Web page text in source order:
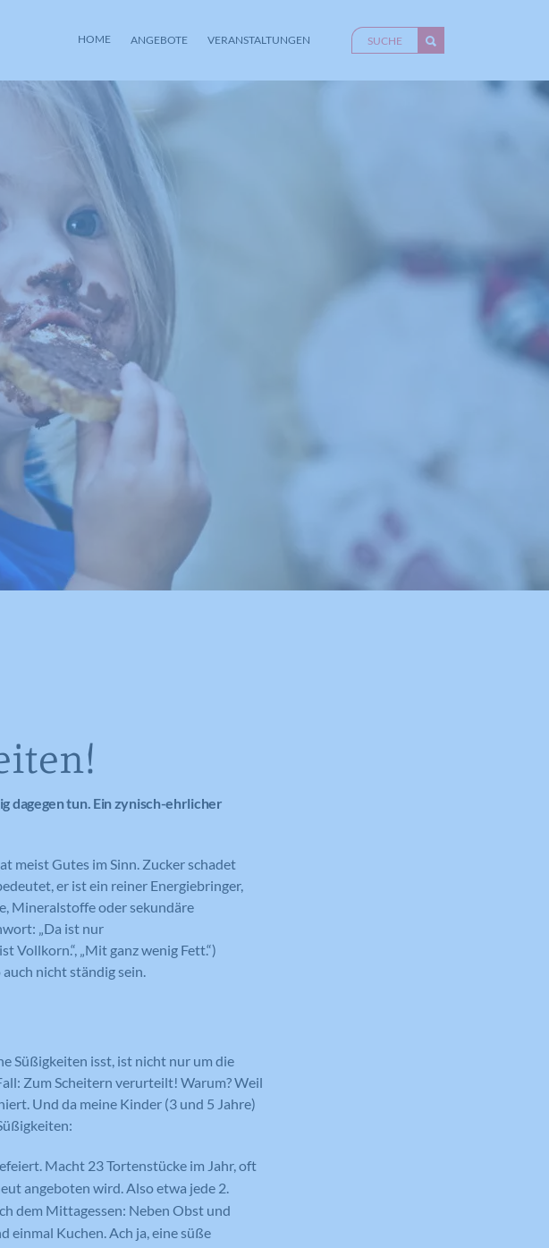
HOME ANGEBOTE VERANSTALTUNGEN
dagegen tun. Ein zynisch-ehrlicher
meist Gutes im Sinn. Zucker schadet
er ist ein reiner Energiebringer,
Mineralstoffe oder sekundäre
„Da ist nur
„Mit ganz wenig Fett.“)
nicht ständig sein.
Süßigkeiten isst, ist nicht nur um die
Zum Scheitern verurteilt! Warum? Weil
Und da meine Kinder (3 und 5 Jahre)
Macht 23 Tortenstücke im Jahr, oft
angeboten wird. Also etwa jede 2.
dem Mittagessen: Neben Obst und
einmal Kuchen. Ach ja, eine süße